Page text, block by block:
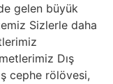
gelen büyük
Sizlerle daha
Dış
cephe rölövesi,